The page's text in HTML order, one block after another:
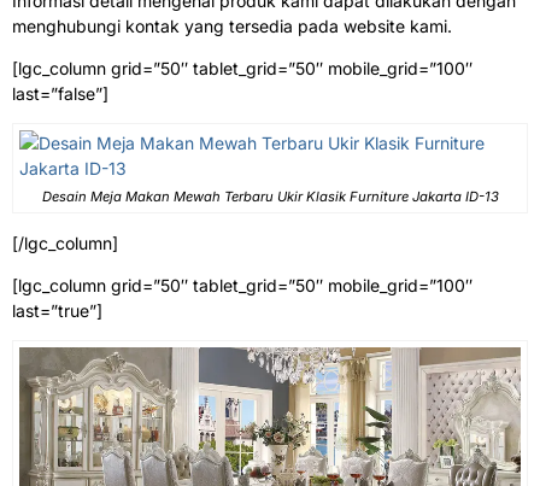
menghubungi kontak yang tersedia pada website kami.
[lgc_column grid=”50″ tablet_grid=”50″ mobile_grid=”100″
last=”false”]
Desain Meja Makan Mewah Terbaru Ukir Klasik Furniture Jakarta ID-13
[/lgc_column]
[lgc_column grid=”50″ tablet_grid=”50″ mobile_grid=”100″
last=”true”]